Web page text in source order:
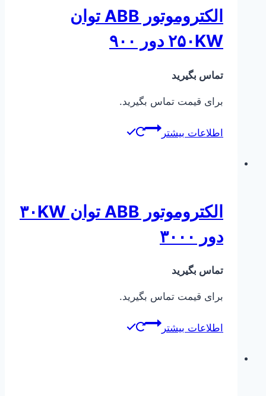
الکتروموتور ABB توان
۲۵۰KW دور ۹۰۰
تماس بگیرید
برای قیمت تماس بگیرید.
اطلاعات بیشتر
الکتروموتور ABB توان ۳۰KW
دور ۳۰۰۰
تماس بگیرید
برای قیمت تماس بگیرید.
اطلاعات بیشتر